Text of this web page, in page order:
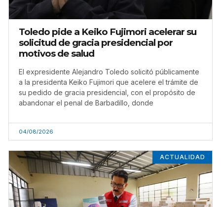
Toledo pide a Keiko Fujimori acelerar su
solicitud de gracia presidencial por
motivos de salud
El expresidente Alejandro Toledo solicitó públicamente
a la presidenta Keiko Fujimori que acelere el trámite de
su pedido de gracia presidencial, con el propósito de
abandonar el penal de Barbadillo, donde
04/08/2026
ACTUALIDAD